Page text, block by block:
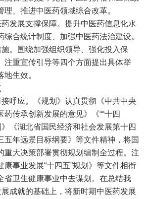
、推进中医药领域综合改革。
发展支撑保障。提升中医药信息化水
综合统计制度、加强中医药法治建设。
施。围绕加强组织领导、强化投入保
注重宣传引导等四个方面提出具体举
生效。
接呼应。《规划》认真贯彻《中共中央
药传承创新发展的意见》《““十四
》《湖北省国民经济和社会发展第十四
五年远景目标纲要》等文件精神，将国
重大决策部署贯彻规划编制全过程。注
康事业发展“十四五”规划》等文件相衔
省卫生健康事业中去谋划。在总结我
展成就的基础上，将新时期中医药发展